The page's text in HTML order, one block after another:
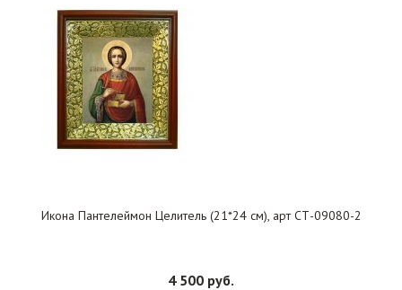
Икона Пантелеймон Целитель (21*24 см), арт СТ-09080-2
4 500 руб.